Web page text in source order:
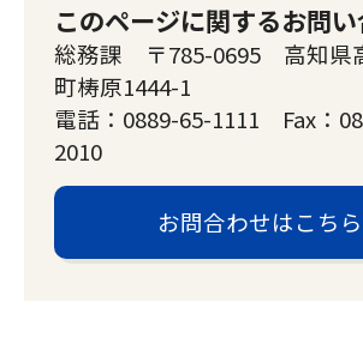
このページに関するお問
総務課 〒785-0695 高知県
町梼原1444-1
電話：0889-65-1111 Fax：
2010
お問合わせはこちら